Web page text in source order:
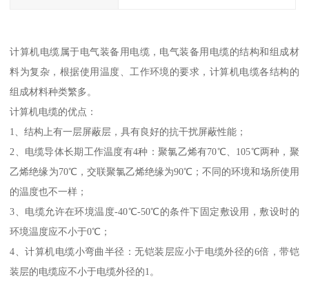
计算机电缆属于电气装备用电缆，电气装备用电缆的结构和组成材
料为复杂，根据使用温度、工作环境的要求，计算机电缆各结构的
组成材料种类繁多。
计算机电缆的优点：
1、结构上有一层屏蔽层，具有良好的抗干扰屏蔽性能；
2、电缆导体长期工作温度有4种：聚氯乙烯有70℃、105℃两种，聚
乙烯绝缘为70℃，交联聚氯乙烯绝缘为90℃；不同的环境和场所使用
的温度也不一样；
3、电缆允许在环境温度-40℃-50℃的条件下固定敷设用，敷设时的
环境温度应不小于0℃；
4、计算机电缆小弯曲半径：无铠装层应小于电缆外径的6倍，带铠
装层的电缆应不小于电缆外径的1。